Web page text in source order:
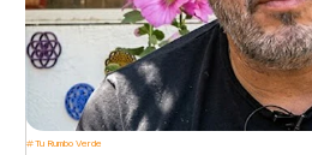
Tu Rumbo Verde